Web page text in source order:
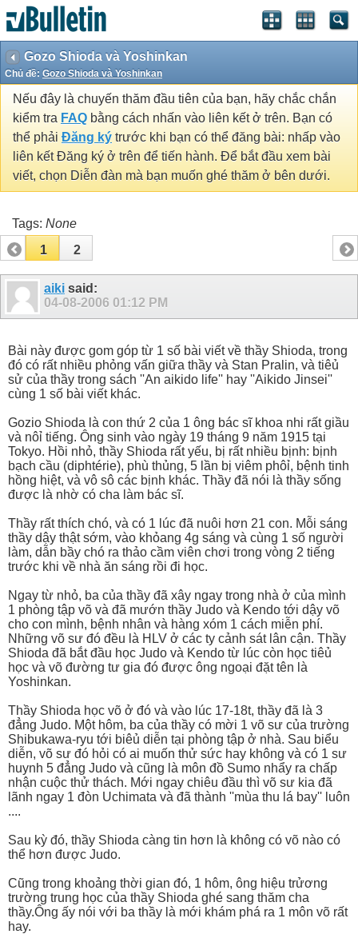
Gozo Shioda và Yoshinkan
Chủ đề: Gozo Shioda và Yoshinkan
Nếu đây là chuyến thăm đầu tiên của bạn, hãy chắc chắn
kiểm tra FAQ bằng cách nhấn vào liên kết ở trên. Bạn có
thể phải Đăng ký trước khi bạn có thể đăng bài: nhấp vào
liên kết Đăng ký ở trên để tiến hành. Để bắt đầu xem bài
viết, chọn Diễn đàn mà bạn muốn ghé thăm ở bên dưới.
Tags: None
1
2
aiki said:
04-08-2006 01:12 PM
Bài này được gom góp từ 1 số bài viết về thầy Shioda, trong
đó có rất nhiều phỏng vấn giữa thầy và Stan Pralin, và tiêủ
sử của thầy trong sách ''An aikido life'' hay ''Aikido Jinsei''
cùng 1 số bài viết khác.
Gozio Shioda là con thứ 2 của 1 ông bác sĩ khoa nhi rất giầu
và nôỉ tiếng. Ông sinh vào ngày 19 tháng 9 năm 1915 tại
Tokyo. Hồi nhỏ, thầy Shioda rất yếu, bị rất nhiều bịnh: bịnh
bạch cầu (diphtérie), phù thủng, 5 lần bị viêm phôỉ, bệnh tinh
hồng hiệt, và vô sô các bịnh khác. Thầy đã nói là thầy sống
được là nhờ có cha làm bác sĩ.
Thầy rất thích chó, và có 1 lúc đã nuôi hơn 21 con. Mỗi sáng
thầy dậy thật sớm, vào khỏang 4g sáng và cùng 1 số người
làm, dẫn bầy chó ra thảo cầm viên chơi trong vòng 2 tiếng
trước khi về nhà ăn sáng rồi đi học.
Ngay từ nhỏ, ba của thầy đã xây ngay trong nhà ở của mình
1 phòng tập võ và đã mướn thầy Judo và Kendo tới dậy võ
cho con mình, bệnh nhân và hàng xóm 1 cách miễn phí.
Những võ sư đó đều là HLV ở các ty cảnh sát lân cận. Thầy
Shioda đã bắt đầu học Judo và Kendo từ lúc còn học tiêủ
học và võ đường tư gia đó được ông ngoại đặt tên là
Yoshinkan.
Thầy Shioda học võ ở đó và vào lúc 17-18t, thầy đã là 3
đẳng Judo. Một hôm, ba của thầy có mời 1 võ sư của trường
Shibukawa-ryu tới biêủ diễn tại phòng tập ở nhà. Sau biểu
diễn, võ sư đó hỏi có ai muốn thử sức hay không và có 1 sư
huynh 5 đẳng Judo và cũng là môn đồ Sumo nhẩy ra chấp
nhận cuộc thử thách. Mới ngay chiêu đầu thì võ sư kia đã
lãnh ngay 1 đòn Uchimata và đã thành ''mùa thu lá bay'' luôn
....
Sau kỳ đó, thầy Shioda càng tin hơn là không có võ nào có
thể hơn được Judo.
Cũng trong khoảng thời gian đó, 1 hôm, ông hiệu trửơng
trường trung học của thầy Shioda ghé sang thăm cha
thầy.Ông ấy nói với ba thầy là mới khám phá ra 1 môn võ rất
hay.